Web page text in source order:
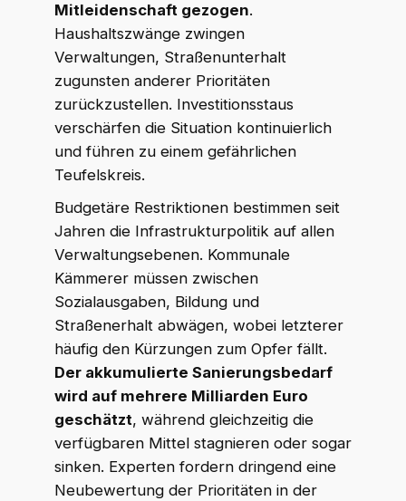
Mitleidenschaft gezogen.
Haushaltszwänge zwingen
Verwaltungen, Straßenunterhalt
zugunsten anderer Prioritäten
zurückzustellen. Investitionsstaus
verschärfen die Situation kontinuierlich
und führen zu einem gefährlichen
Teufelskreis.
Budgetäre Restriktionen bestimmen seit
Jahren die Infrastrukturpolitik auf allen
Verwaltungsebenen. Kommunale
Kämmerer müssen zwischen
Sozialausgaben, Bildung und
Straßenerhalt abwägen, wobei letzterer
häufig den Kürzungen zum Opfer fällt.
Der akkumulierte Sanierungsbedarf
wird auf mehrere Milliarden Euro
geschätzt, während gleichzeitig die
verfügbaren Mittel stagnieren oder sogar
sinken. Experten fordern dringend eine
Neubewertung der Prioritäten in der